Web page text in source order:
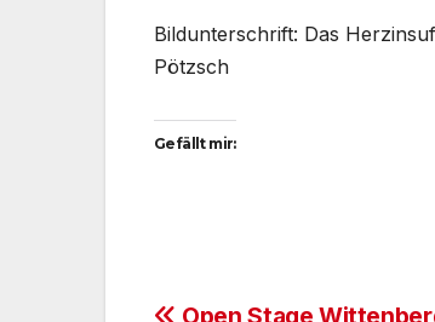
Bildunterschrift: Das
Pötzsch
Gefällt mir:
Open Stage